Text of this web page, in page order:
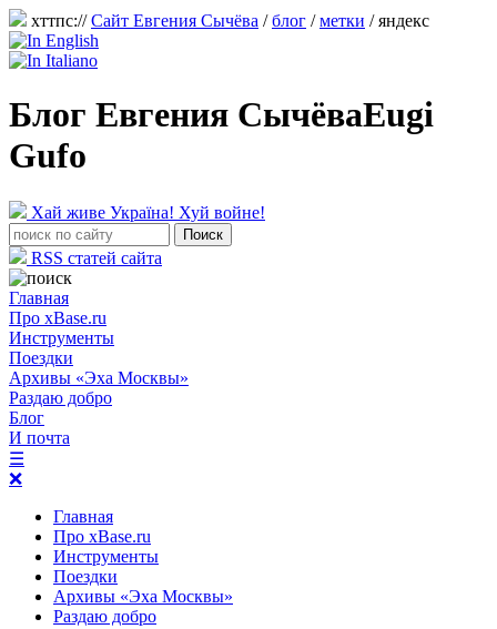
хттпс://Сайт Евгения Сычёва /блог /метки / яндекс
Блог Евгения СычёваEugi
Gufo
Хай живе Україна! Хуй войне!
RSS статей сайта
Главная
Про xBase.ru
Инструменты
Поездки
Архивы «Эха Москвы»
Раздаю добро
Блог
И почта
☰
❌
Главная
Про xBase.ru
Инструменты
Поездки
Архивы «Эха Москвы»
Раздаю добро